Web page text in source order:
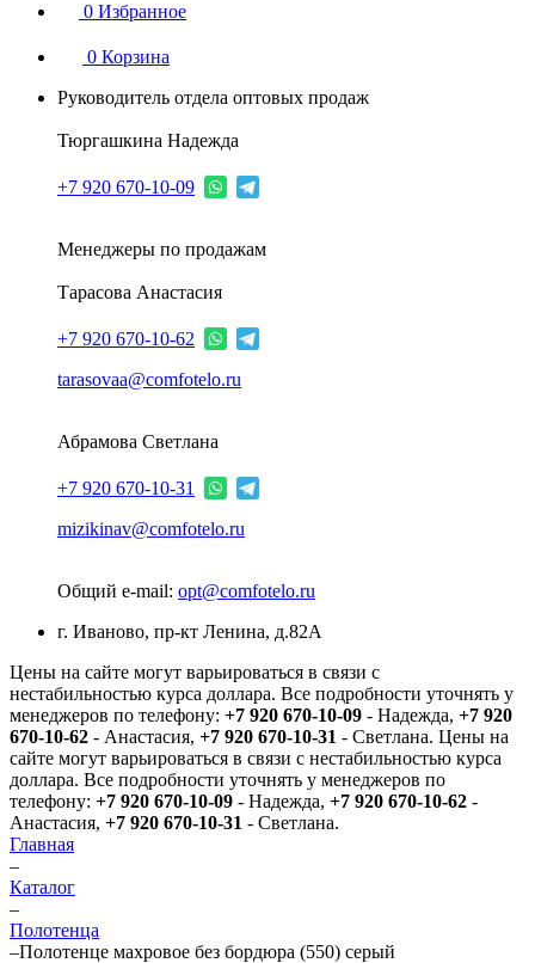
0 Избранное
0 Корзина
Руководитель отдела оптовых продаж
Тюргашкина Надежда
+7 920 670-10-09
Менеджеры по продажам
Тарасова Анастасия
+7 920 670-10-62
tarasovaa@comfotelo.ru
Абрамова Светлана
+7 920 670-10-31
mizikinav@comfotelo.ru
Общий e-mail: opt@comfotelo.ru
г. Иваново, пр-кт Ленина, д.82А
Цены на сайте могут варьироваться в связи с
нестабильностью курса доллара. Все подробности уточнять у
менеджеров по телефону: +7 920 670-10-09 - Надежда, +7 920
670-10-62 - Анастасия, +7 920 670-10-31 - Светлана. Цены на
сайте могут варьироваться в связи с нестабильностью курса
доллара. Все подробности уточнять у менеджеров по
телефону: +7 920 670-10-09 - Надежда, +7 920 670-10-62 -
Анастасия, +7 920 670-10-31 - Светлана.
Главная
–
Каталог
–
Полотенца
–Полотенце махровое без бордюра (550) серый